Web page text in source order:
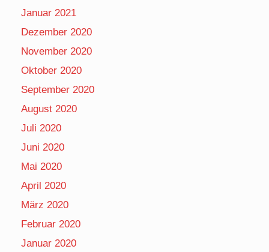
Januar 2021
Dezember 2020
November 2020
Oktober 2020
September 2020
August 2020
Juli 2020
Juni 2020
Mai 2020
April 2020
März 2020
Februar 2020
Januar 2020